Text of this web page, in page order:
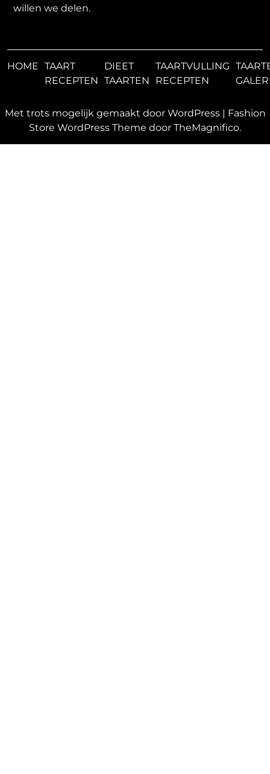
willen we delen.
HOME TAART
RECEPTEN
DIEET
TAARTEN
TAARTVULLING
RECEPTEN
Met trots mogelijk gemaakt door WordPress | Fashion
Store WordPress Theme door TheMagnifico.